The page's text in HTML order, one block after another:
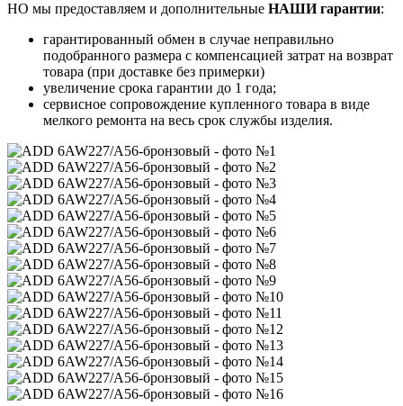
НО мы предоставляем и дополнительные НАШИ гарантии:
гарантированный обмен в случае неправильно
подобранного размера с компенсацией затрат на возврат
товара (при доставке без примерки)
увеличение срока гарантии до 1 года;
сервисное сопровождение купленного товара в виде
мелкого ремонта на весь срок службы изделия.